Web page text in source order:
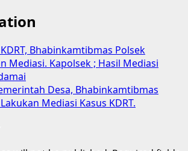
Bhabinkamtibmas Polsek
Mediasi. Kapolsek ; Hasil Mediasi
Desa, Bhabinkamtibmas
Mediasi Kasus KDRT.